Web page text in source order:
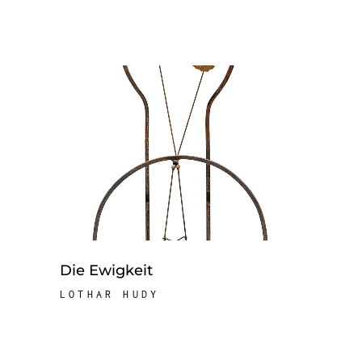
Die Ewigkeit
LOTHAR HUDY